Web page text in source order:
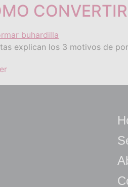
explican los 3 motivos de